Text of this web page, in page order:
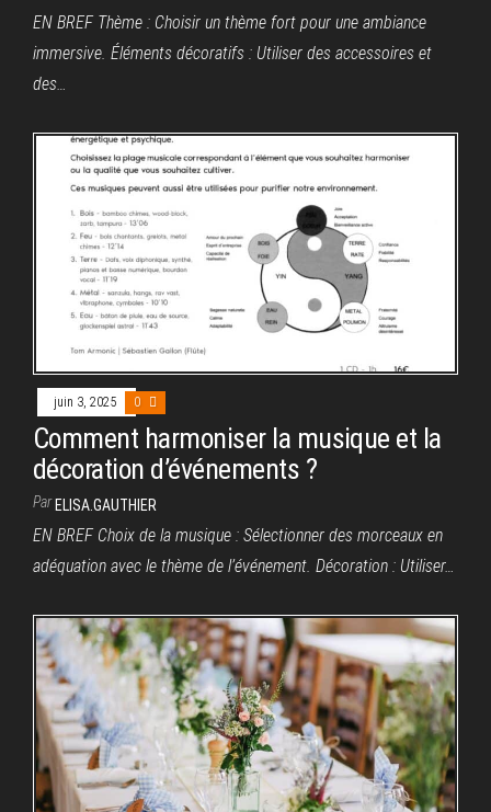
EN BREF Thème : Choisir un thème fort pour une ambiance
immersive. Éléments décoratifs : Utiliser des accessoires et
des…
juin 3, 2025 0
Comment harmoniser la musique et la
décoration d’événements ?
Par ELISA.GAUTHIER
EN BREF Choix de la musique : Sélectionner des morceaux en
adéquation avec le thème de l’événement. Décoration : Utiliser…